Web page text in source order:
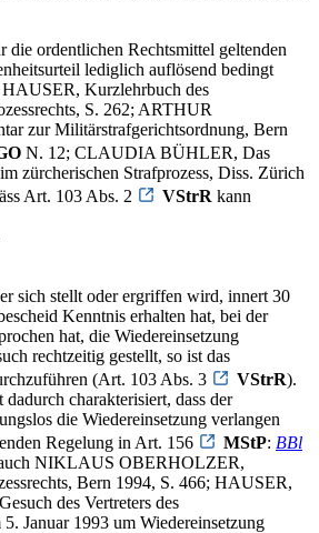
die ordentlichen Rechtsmittel geltenden
lediglich auflösend bedingt
Kurzlehrbuch des
S. 262; ARTHUR
zur Militärstrafgerichtsordnung, Bern
N. 12; CLAUDIA BÜHLER, Das
zürcherischen Strafprozess, Diss. Zürich
Art. 103 Abs. 2
VStrR kann
sich stellt oder ergriffen wird, innert 30
Kenntnis erhalten hat, bei der
hat, die Wiedereinsetzung
rechtzeitig gestellt, so ist das
(Art. 103 Abs. 3
VStrR).
charakterisiert, dass der
die Wiedereinsetzung verlangen
Regelung in Art. 156
MStP: BBl
NIKLAUS OBERHOLZER,
Bern 1994, S. 466; HAUSER,
des Vertreters des
Januar 1993 um Wiedereinsetzung